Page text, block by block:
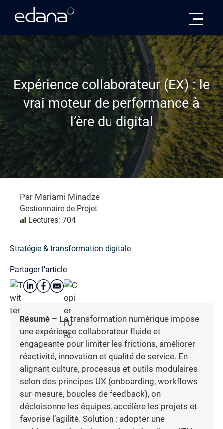
Expérience collaborateur (EX) : le
vrai moteur de performance à
l’ère du digital
Par Mariami Minadze
Gestionnaire de Projet
Lectures: 704
Stratégie & transformation digitale
Partager l’article
Résumé – La transformation numérique impose
une expérience collaborateur fluide et
engageante pour limiter les frictions, améliorer
réactivité, innovation et qualité de service. En
alignant culture, processus et outils modulaires
selon des principes UX (onboarding, workflows
sur-mesure, boucles de feedback), on
décloisonne les équipes, accélère les projets et
favorise l’agilité. Solution : adopter une